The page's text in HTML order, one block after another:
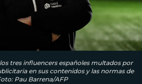
tres influencers españoles multados por
en sus contenidos y las normas de
Pau Barrena/AFP